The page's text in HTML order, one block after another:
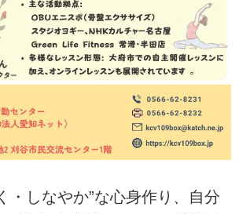
・しなやか”な心身作り、自分